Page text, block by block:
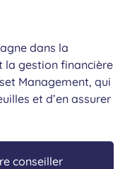
dans la
la gestion financière
Management, qui
et d’en assurer
conseiller